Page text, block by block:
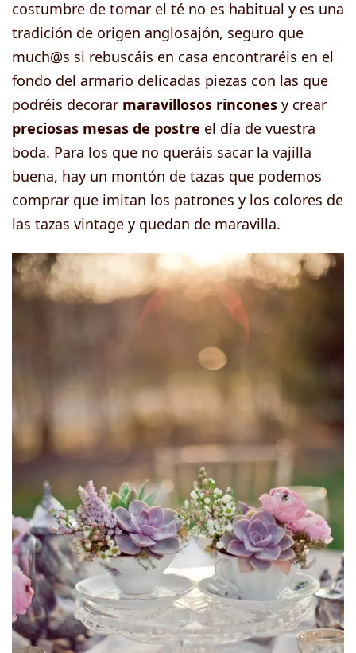
costumbre de tomar el té no es habitual y es una
tradición de origen anglosajón, seguro que
much@s si rebuscáis en casa encontraréis en el
fondo del armario delicadas piezas con las que
podréis decorar maravillosos rincones y crear
preciosas mesas de postre el día de vuestra
boda. Para los que no queráis sacar la vajilla
buena, hay un montón de tazas que podemos
comprar que imitan los patrones y los colores de
las tazas vintage y quedan de maravilla.